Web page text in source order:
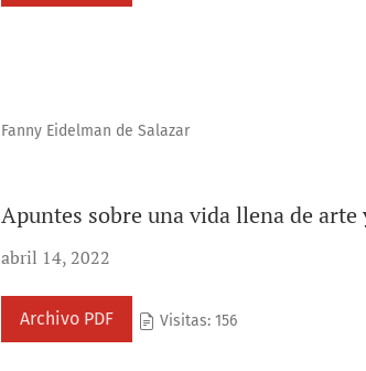
Fanny Eidelman de Salazar
Apuntes sobre una vida llena de
abril 14, 2022
Archivo PDF Visitas: 156